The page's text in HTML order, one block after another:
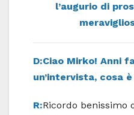
l’augurio di
D:Ciao Mirko! Anni
un’intervista, cosa
R:Ricordo benissimo